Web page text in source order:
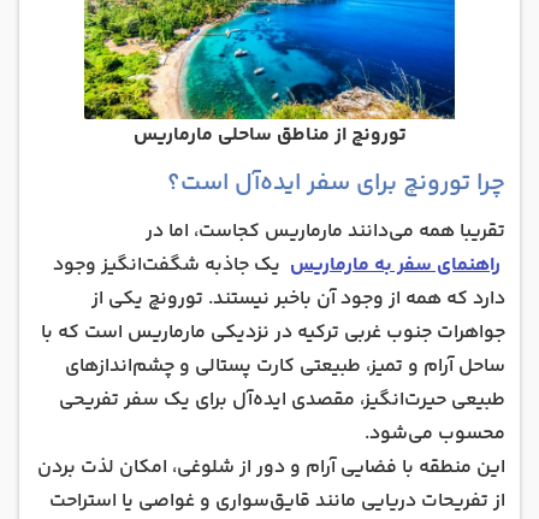
تورونچ از مناطق ساحلی مارماریس
چرا تورونچ برای سفر ایده‌آل است؟
تقریبا همه می‌دانند مارماریس کجاست، اما در
راهنمای سفر به مارماریس یک جاذبه شگفت‌انگیز وجود
دارد که همه از وجود آن باخبر نیستند. تورونچ یکی از
جواهرات جنوب غربی ترکیه در نزدیکی مارماریس است که با
ساحل آرام و تمیز، طبیعتی کارت پستالی و چشم‌اندازهای
طبیعی حیرت‌انگیز، مقصدی ایده‌آل برای یک سفر تفریحی
محسوب می‌شود.
این منطقه با فضایی آرام و دور از شلوغی، امکان لذت بردن
از تفریحات دریایی مانند قایق‌سواری و غواصی یا استراحت